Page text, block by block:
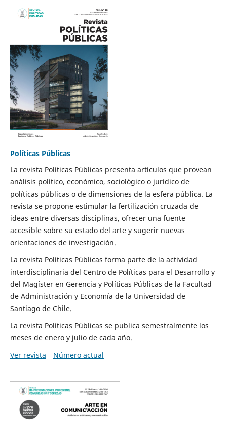
Políticas Públicas
La revista Políticas Públicas presenta artículos que provean
análisis político, económico, sociológico o jurídico de
políticas públicas o de dimensiones de la esfera pública. La
revista se propone estimular la fertilización cruzada de
ideas entre diversas disciplinas, ofrecer una fuente
accesible sobre su estado del arte y sugerir nuevas
orientaciones de investigación.
La revista Políticas Públicas forma parte de la actividad
interdisciplinaria del Centro de Políticas para el Desarrollo y
del Magíster en Gerencia y Políticas Públicas de la Facultad
de Administración y Economía de la Universidad de
Santiago de Chile.
La revista Políticas Públicas se publica semestralmente los
meses de enero y julio de cada año.
Ver revista
Número actual